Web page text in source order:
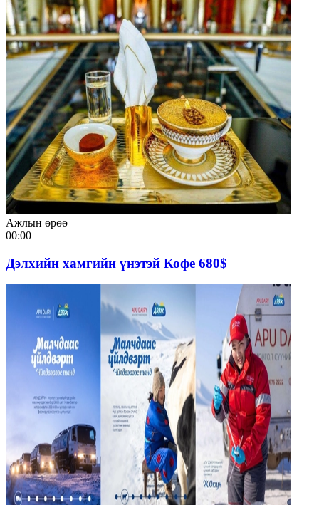
Ажлын өрөө
00:00
Дэлхийн хамгийн үнэтэй Кофе 680$